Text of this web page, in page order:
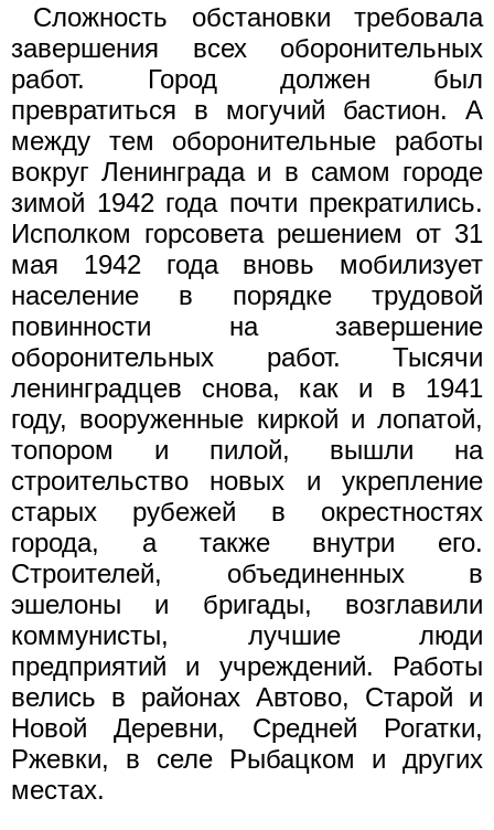
Сложность обстановки требовала
завершения всех оборонительных
работ. Город должен был
превратиться в могучий бастион. А
между тем оборонительные работы
вокруг Ленинграда и в самом городе
зимой 1942 года почти прекратились.
Исполком горсовета решением от 31
мая 1942 года вновь мобилизует
население в порядке трудовой
повинности на завершение
оборонительных работ. Тысячи
ленинградцев снова, как и в 1941
году, вооруженные киркой и лопатой,
топором и пилой, вышли на
строительство новых и укрепление
старых рубежей в окрестностях
города, а также внутри его.
Строителей, объединенных в
эшелоны и бригады, возглавили
коммунисты, лучшие люди
предприятий и учреждений. Работы
велись в районах Автово, Старой и
Новой Деревни, Средней Рогатки,
Ржевки, в селе Рыбацком и других
местах.